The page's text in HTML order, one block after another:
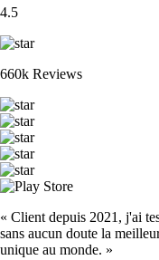
4.5
660k Reviews
« Client depuis 2021, j'ai
sans aucun doute la
unique au monde. »